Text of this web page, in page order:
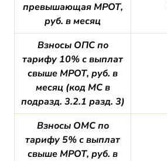
превышающая МРОТ,
руб. в месяц
Взносы ОПС по
тарифу 10% с выплат
свыше МРОТ, руб. в
месяц (код МС в
подразд. 3.2.1 разд. 3)
Взносы ОМС по
тарифу 5% с выплат
свыше МРОТ, руб. в